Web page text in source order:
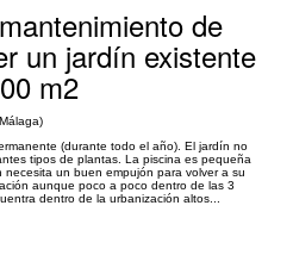
de
un jardín existente
m2
(durante todo el año). El jardín no
tipos de plantas. La piscina es pequeña
un buen empujón para volver a su
aunque poco a poco dentro de las 3
dentro de la urbanización altos...